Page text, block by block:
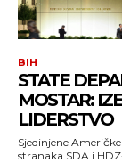
BIH
STATE
MOSTAR:
LIDERSTVO
Sjedinjene
stranaka SDA i